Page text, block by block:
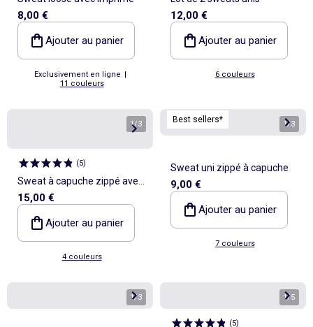
8,00 €
Ajouter au panier
Exclusivement en ligne |
11 couleurs
12,00 €
Ajouter au panier
6 couleurs
1/3
(5)
Sweat à capuche zippé avec
2 poches zippées
15,00 €
Ajouter au panier
4 couleurs
Best sellers* 1/3
Sweat uni zippé à capuche
9,00 €
Ajouter au panier
7 couleurs
1/3 1/5
(5)